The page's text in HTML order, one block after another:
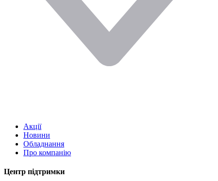
Акції
Новини
Обладнання
Про компанію
Центр підтримки